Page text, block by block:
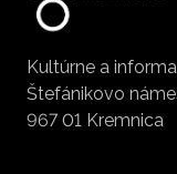
Kultúrne a
Štefánikovo
967 01 Kremnica